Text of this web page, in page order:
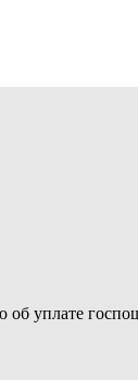
об уплате